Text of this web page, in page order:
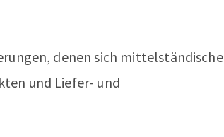
denen sich mittelständische
und Liefer- und